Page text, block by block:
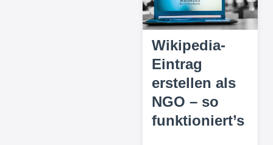
Wikipedia-
Eintrag
erstellen als
NGO – so
funktioniert’s